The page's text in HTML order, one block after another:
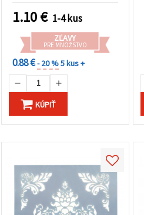
1.10€ 1-4 kus
ZĽAVY
PRE MNOŽSTVO
0.88 €- 20 %5 kus +
KÚPIŤ